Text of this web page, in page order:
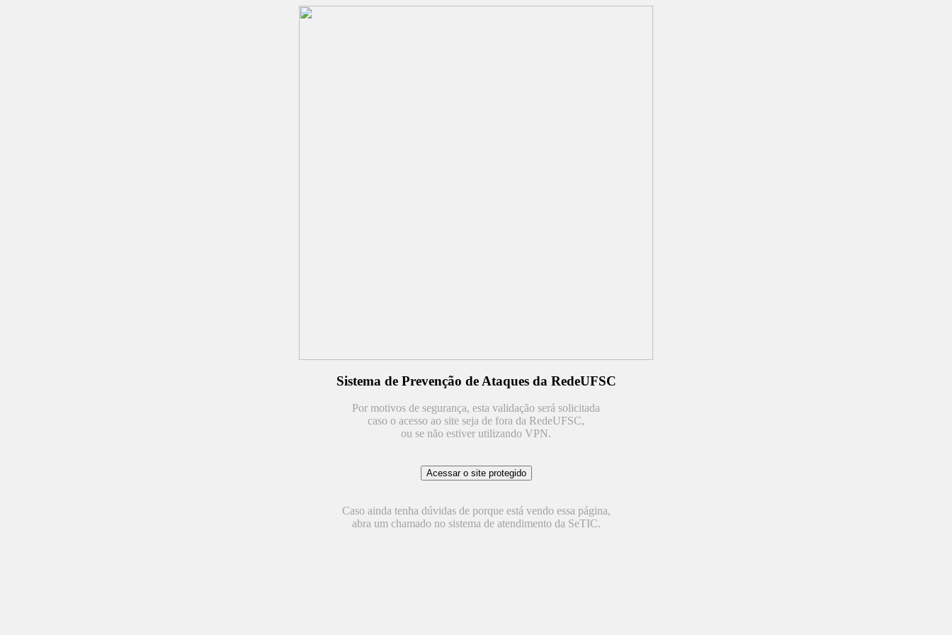
Sistema de Prevenção de Ataques da RedeUFSC
Por motivos de segurança, esta validação será solicitada
caso o acesso ao site seja de fora da RedeUFSC,
ou se não estiver utilizando VPN.
Caso ainda tenha dúvidas de porque está vendo essa página,
abra um chamado no sistema de atendimento da SeTIC.